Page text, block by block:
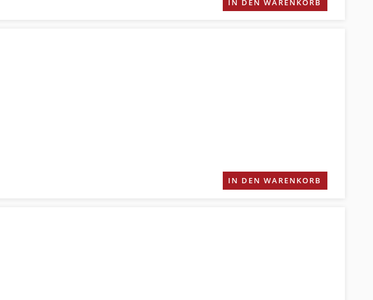
IN DEN WARENKORB
IN DEN WARENKORB